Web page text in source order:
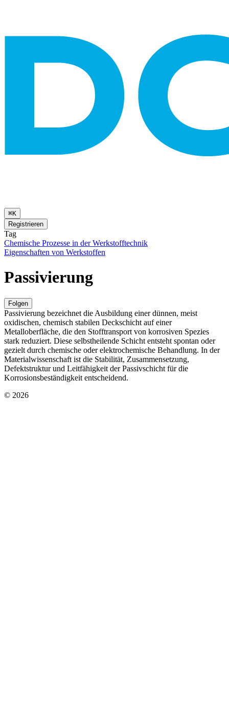
⌘K
Registrieren
Tag
Chemische Prozesse in der Werkstofftechnik
Eigenschaften von Werkstoffen
Passivierung
Folgen
Passivierung bezeichnet die Ausbildung einer dünnen, meist
oxidischen, chemisch stabilen Deckschicht auf einer
Metalloberfläche, die den Stofftransport von korrosiven Spezies
stark reduziert. Diese selbstheilende Schicht entsteht spontan oder
gezielt durch chemische oder elektrochemische Behandlung. In der
Materialwissenschaft ist die Stabilität, Zusammensetzung,
Defektstruktur und Leitfähigkeit der Passivschicht für die
Korrosionsbeständigkeit entscheidend.
© 2026